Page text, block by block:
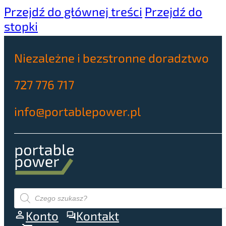
Przejdź do głównej treści Przejdź do
stopki
Niezależne i bezstronne doradztwo
727 776 717
info@portablepower.pl
Wyszukiwarka
produktów
Konto Kontakt